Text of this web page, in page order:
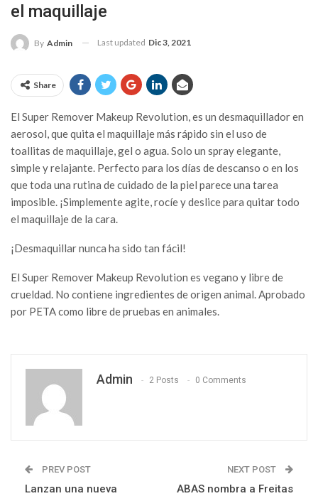
el maquillaje
By Admin Last updated Dic 3, 2021
Share
El Super Remover Makeup Revolution, es un desmaquillador en
aerosol, que quita el maquillaje más rápido sin el uso de
toallitas de maquillaje, gel o agua. Solo un spray elegante,
simple y relajante. Perfecto para los días de descanso o en los
que toda una rutina de cuidado de la piel parece una tarea
imposible. ¡Simplemente agite, rocíe y deslice para quitar todo
el maquillaje de la cara.
¡Desmaquillar nunca ha sido tan fácil!
El Super Remover Makeup Revolution es vegano y libre de
crueldad. No contiene ingredientes de origen animal. Aprobado
por PETA como libre de pruebas en animales.
Admin 2 Posts 0 Comments
PREV POST
Lanzan una nueva
NEXT POST
ABAS nombra a Freitas